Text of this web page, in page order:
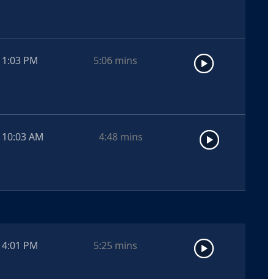
1:03 PM 5:06mins
10:03 AM 4:48mins
4:01 PM 5:25 mins